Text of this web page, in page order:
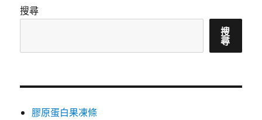
搜尋
搜
尋
膠原蛋白果凍條